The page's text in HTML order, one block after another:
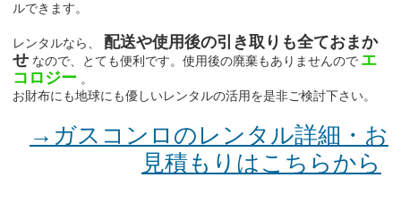
ルできます。
レンタルなら、
配送や使用後の引き取りも全ておまか
せ なので、とても便利です。使用後の廃棄もありませんので エ
コロジー 。
お財布にも地球にも優しいレンタルの活用を是非ご検討下さい。
→ガスコンロのレンタル詳細・お
見積もりはこちらから